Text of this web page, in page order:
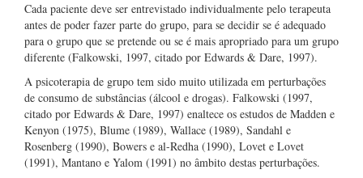
Cada paciente deve ser entrevistado individualmente pelo terapeuta
antes de poder fazer parte do grupo, para se decidir se é adequado
para o grupo que se pretende ou se é mais apropriado para um grupo
diferente (Falkowski, 1997, citado por Edwards & Dare, 1997).
A psicoterapia de grupo tem sido muito utilizada em perturbações
de consumo de substâncias (álcool e drogas). Falkowski (1997,
citado por Edwards & Dare, 1997) enaltece os estudos de Madden e
Kenyon (1975), Blume (1989), Wallace (1989), Sandahl e
Rosenberg (1990), Bowers e al-Redha (1990), Lovet e Lovet
(1991), Mantano e Yalom (1991) no âmbito destas perturbações.